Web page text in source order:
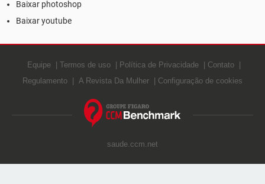
Baixar photoshop
Baixar youtube
Equipe Termos de uso Política de Privacidade
Contato
Regulamento
A Revista Da Mulher Configuração de cookies
saude.ccm.net